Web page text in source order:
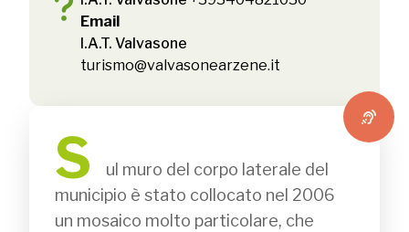
Email
I.A.T. Valvasone
turismo@valvasonearzene.it
S
              ul muro del corpo laterale del
municipio è stato collocato nel 2006
un mosaico molto particolare, che